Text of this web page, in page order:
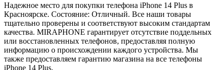
Надежное место для покупки телефона iPhone 14 Plus в
Красноярске. Состояние: Отличный. Все наши товары
тщательно проверены и соответствуют высоким стандартам
качества. MIRAPHONE гарантирует отсутствие поддельных
или восстановленных телефонов, предоставляя полную
информацию о происхождении каждого устройства. Мы
также предоставляем гарантию магазина на все телефоны
iPhone 14 Plus.